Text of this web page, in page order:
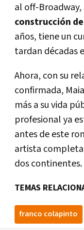
al off-Broadway,
construcción
años, tiene un
tardan décadas
Ahora, con su
confirmada,
más a su vida
profesional ya
antes de este
artista completa
dos continentes.
TEMAS
franco colapinto